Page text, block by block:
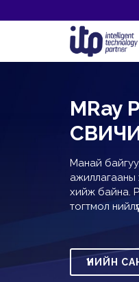
MRay
Манай
ажиллагааны
хийж байна.
тогтмол
ҮНИЙН